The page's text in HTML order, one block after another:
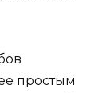
простым